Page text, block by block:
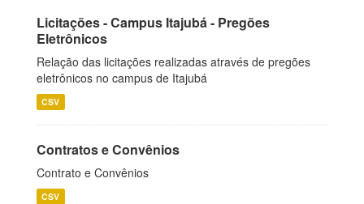
Licitações - Campus Itajubá - Pregões
Eletrônicos
Relação das licitações realizadas através de pregões
eletrônicos no campus de Itajubá
CSV
Contratos e Convênios
Contrato e Convênios
CSV